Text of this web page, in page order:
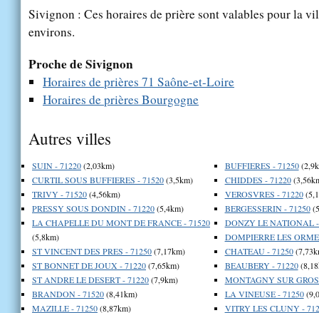
Sivignon : Ces horaires de prière sont valables pour la
environs.
Proche de Sivignon
Horaires de prières 71 Saône-et-Loire
Horaires de prières Bourgogne
Autres villes
SUIN - 71220(2,03km)
CURTIL SOUS BUFFIERES - 71520(3,5km)
TRIVY - 71520(4,56km)
PRESSY SOUS DONDIN - 71220(5,4km)
LA CHAPELLE DU MONT DE FRANCE - 71520
(5,8km)
ST VINCENT DES PRES - 71250(7,17km)
ST BONNET DE JOUX - 71220(7,65km)
ST ANDRE LE DESERT - 71220(7,9km)
BRANDON - 71520(8,41km)
MAZILLE - 71250(8,87km)
BUFFIERES - 71250
CHIDDES - 71220
VEROSVRES - 71220
BERGESSERIN - 71250
DONZY LE NATIONAL -
DOMPIERRE LES
CHATEAU - 71250
BEAUBERY - 71220
MONTAGNY SUR
LA VINEUSE - 71250
VITRY LES CLUNY -